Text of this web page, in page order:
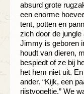
absurd grote
een enorme
tent, potten en
zich door de jungle
Jimmy is geboren
houdt van dieren,
bespiedt of ze bij
het hem niet uit.
ander. “Kijk, een
rijstvogeltje.” We